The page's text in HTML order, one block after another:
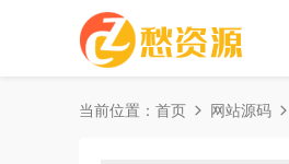
当前位置： 首页 网站源码